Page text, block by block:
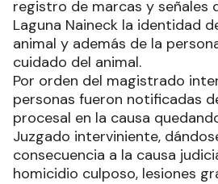
registro de marcas y señales
Laguna Naineck la identidad
animal y además de la
cuidado del animal.
Por orden del magistrado
personas fueron notificadas
procesal en la causa
Juzgado interviniente,
consecuencia a la causa
homicidio culposo, lesiones